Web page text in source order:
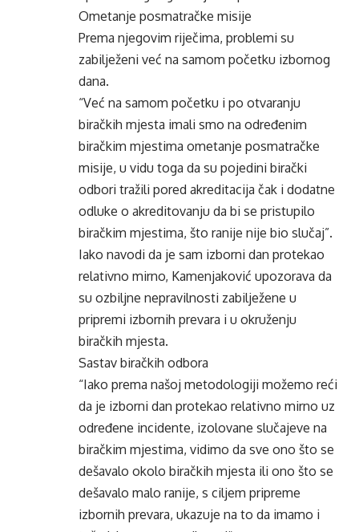
Ometanje posmatračke misije
Prema njegovim riječima, problemi su
zabilježeni već na samom početku izbornog
dana.
“Već na samom početku i po otvaranju
biračkih mjesta imali smo na određenim
biračkim mjestima ometanje posmatračke
misije, u vidu toga da su pojedini birački
odbori tražili pored akreditacija čak i dodatne
odluke o akreditovanju da bi se pristupilo
biračkim mjestima, što ranije nije bio slučaj”.
Iako navodi da je sam izborni dan protekao
relativno mirno, Kamenjaković upozorava da
su ozbiljne nepravilnosti zabilježene u
pripremi izbornih prevara i u okruženju
biračkih mjesta.
Sastav biračkih odbora
“Iako prema našoj metodologiji možemo reći
da je izborni dan protekao relativno mirno uz
određene incidente, izolovane slučajeve na
biračkim mjestima, vidimo da sve ono što se
dešavalo okolo biračkih mjesta ili ono što se
dešavalo malo ranije, s ciljem pripreme
izbornih prevara, ukazuje na to da imamo i